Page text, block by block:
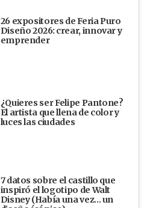
26 expositores de Feria Puro
Diseño 2026: crear, innovar y
emprender
¿Quieres ser Felipe Pantone?
El artista que llena de color y
luces las ciudades
7 datos sobre el castillo que
inspiró el logotipo de Walt
Disney (Había una vez... un